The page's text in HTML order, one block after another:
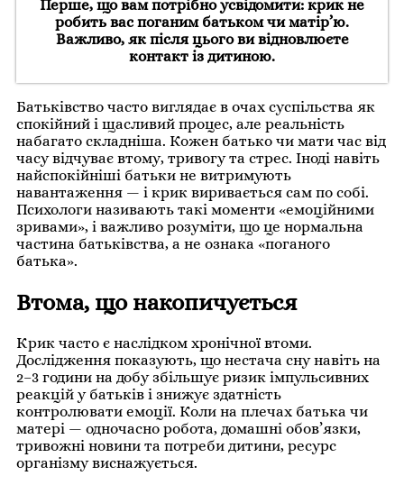
Перше, що вам потрібно усвідомити: крик не
робить вас поганим батьком чи матір’ю.
Важливо, як після цього ви відновлюєте
контакт із дитиною.
Батьківство часто виглядає в очах суспільства як
спокійний і щасливий процес, але реальність
набагато складніша. Кожен батько чи мати час від
часу відчуває втому, тривогу та стрес. Іноді навіть
найспокійніші батьки не витримують
навантаження — і крик виривається сам по собі.
Психологи називають такі моменти «емоційними
зривами», і важливо розуміти, що це нормальна
частина батьківства, а не ознака «поганого
батька».
Втома, що накопичується
Крик часто є наслідком хронічної втоми.
Дослідження показують, що нестача сну навіть на
2–3 години на добу збільшує ризик імпульсивних
реакцій у батьків і знижує здатність
контролювати емоції. Коли на плечах батька чи
матері — одночасно робота, домашні обов’язки,
тривожні новини та потреби дитини, ресурс
організму виснажується.